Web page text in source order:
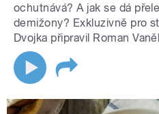
ochutnává? A jak se dá
demižony? Exkluzivně pro
Dvojka připravil Roman